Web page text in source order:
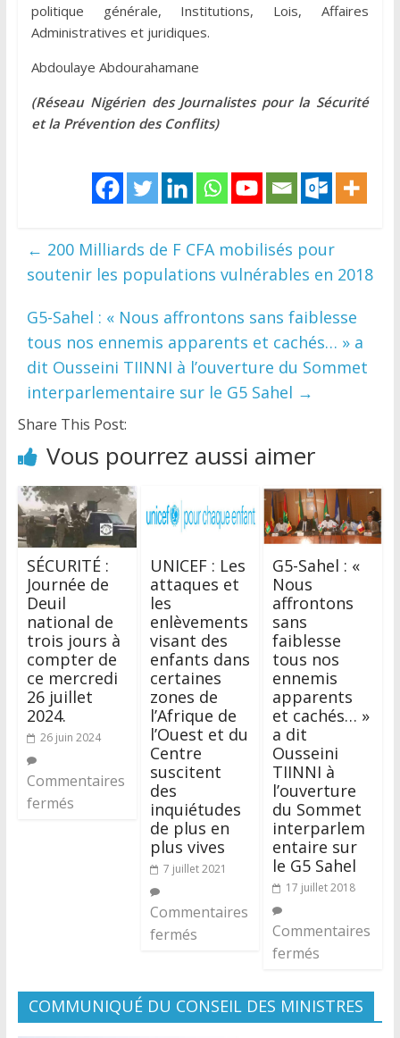
politique générale, Institutions, Lois, Affaires
Administratives et juridiques.
Abdoulaye Abdourahamane
(Réseau Nigérien des Journalistes pour la Sécurité
et la Prévention des Conflits)
← 200 Milliards de F CFA mobilisés pour
soutenir les populations vulnérables en 2018
G5-Sahel : « Nous affrontons sans faiblesse
tous nos ennemis apparents et cachés… » a
dit Ousseini TIINNI à l’ouverture du Sommet
interparlementaire sur le G5 Sahel →
Share This Post:
Vous pourrez aussi aimer
SÉCURITÉ :
Journée de
Deuil
national de
trois jours à
compter de
ce mercredi
26 juillet
2024.
26 juin 2024
Commentaires
fermés
UNICEF : Les
attaques et
les
enlèvements
visant des
enfants dans
certaines
zones de
l’Afrique de
l’Ouest et du
Centre
suscitent
des
inquiétudes
de plus en
plus vives
7 juillet 2021
Commentaires
fermés
G5-Sahel : «
Nous
affrontons
sans
faiblesse
tous nos
ennemis
apparents
et cachés… »
a dit
Ousseini
TIINNI à
l’ouverture
du Sommet
interparlem
entaire sur
le G5 Sahel
17 juillet 2018
Commentaires
fermés
COMMUNIQUÉ DU CONSEIL DES MINISTRES